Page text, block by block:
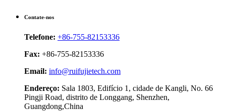
Contate-nos
Telefone: +86-755-82153336
Fax: +86-755-82153336
Email: info@ruifujietech.com
Endereço: Sala 1803, Edifício 1, cidade de Kangli, No. 66
Pingji Road, distrito de Longgang, Shenzhen,
Guangdong,China